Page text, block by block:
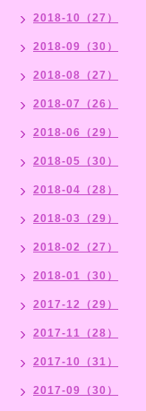
2018-10（27）
2018-09（30）
2018-08（27）
2018-07（26）
2018-06（29）
2018-05（30）
2018-04（28）
2018-03（29）
2018-02（27）
2018-01（30）
2017-12（29）
2017-11（28）
2017-10（31）
2017-09（30）